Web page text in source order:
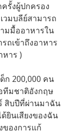
รั้งผู้ปกครอง
วมบลีย์สามารถ
มมื้ออาหารใน
ถเข้าถึงอาหาร
าร )
ก 200,000 คน
ทีมชาติอังกฤษ
สิบปีที่ผ่านมาฉัน
ยินเสียงของฉัน
องการแก้